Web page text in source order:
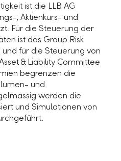
ist die LLB AG
, Aktienkurs- und
Für die Steuerung der
ist das Group Risk
für die Steuerung von
& Liability Committee
begrenzen die
und
werden die
und Simulationen von